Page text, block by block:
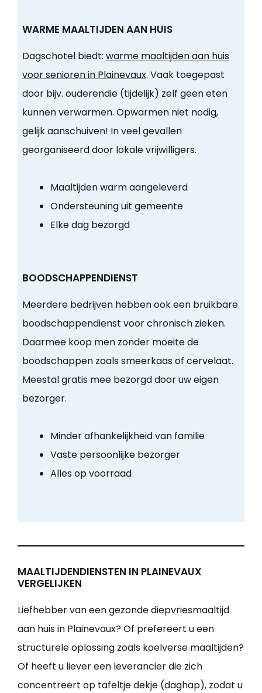
WARME MAALTIJDEN AAN HUIS
Dagschotel biedt: warme maaltijden aan huis
voor senioren in Plainevaux. Vaak toegepast
door bijv. ouderendie (tijdelijk) zelf geen eten
kunnen verwarmen. Opwarmen niet nodig,
gelijk aanschuiven! In veel gevallen
georganiseerd door lokale vrijwilligers.
Maaltijden warm aangeleverd
Ondersteuning uit gemeente
Elke dag bezorgd
BOODSCHAPPENDIENST
Meerdere bedrijven hebben ook een bruikbare
boodschappendienst voor chronisch zieken.
Daarmee koop men zonder moeite de
boodschappen zoals smeerkaas of cervelaat.
Meestal gratis mee bezorgd door uw eigen
bezorger.
Minder afhankelijkheid van familie
Vaste persoonlijke bezorger
Alles op voorraad
MAALTIJDENDIENSTEN IN PLAINEVAUX
VERGELIJKEN
Liefhebber van een gezonde diepvriesmaaltijd
aan huis in Plainevaux? Of prefereert u een
structurele oplossing zoals koelverse maaltijden?
Of heeft u liever een leverancier die zich
concentreert op tafeltje dekje (daghap), zodat u